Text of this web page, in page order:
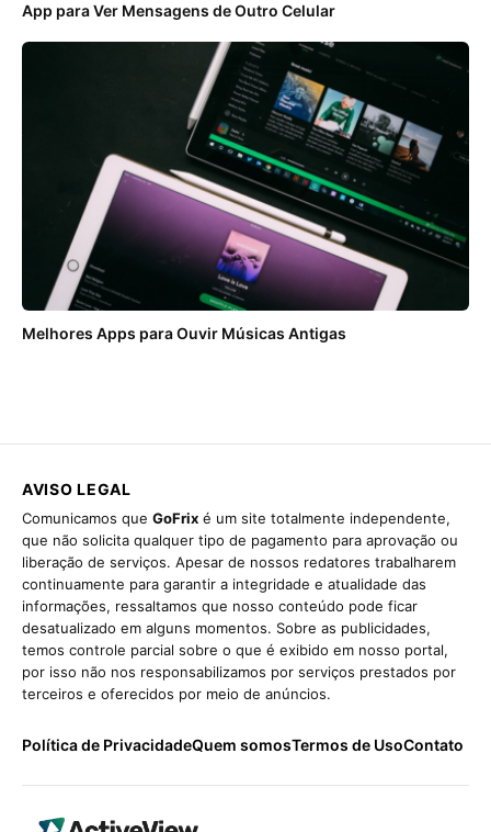
App para Ver Mensagens de Outro Celular
Melhores Apps para Ouvir Músicas Antigas
AVISO LEGAL
Comunicamos que GoFrix é um site totalmente independente,
que não solicita qualquer tipo de pagamento para aprovação ou
liberação de serviços. Apesar de nossos redatores trabalharem
continuamente para garantir a integridade e atualidade das
informações, ressaltamos que nosso conteúdo pode ficar
desatualizado em alguns momentos. Sobre as publicidades,
temos controle parcial sobre o que é exibido em nosso portal,
por isso não nos responsabilizamos por serviços prestados por
terceiros e oferecidos por meio de anúncios.
Política de PrivacidadeQuem somosTermos de UsoContato